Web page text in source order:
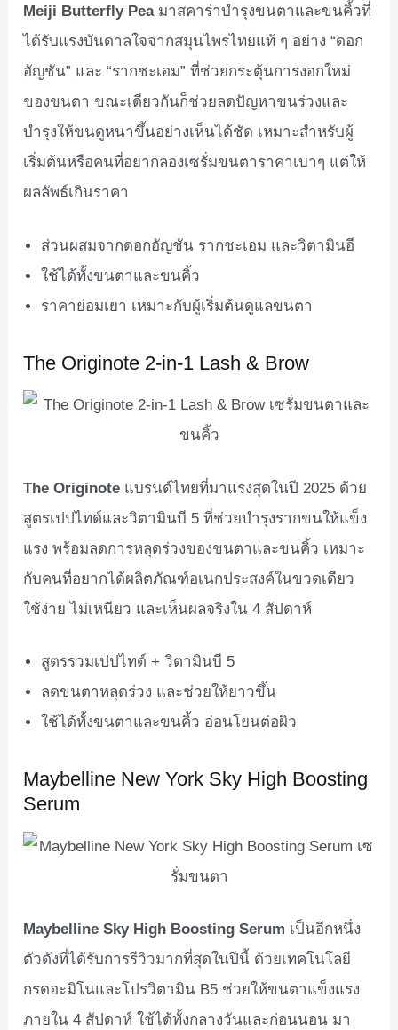
Meiji Butterfly Peaมาสคาร่าบำรุงขนตาและขนคิ้วที่
ได้รับแรงบันดาลใจจากสมุนไพรไทยแท้ ๆ อย่าง “ดอก
อัญชัน” และ “รากชะเอม” ที่ช่วยกระตุ้นการงอกใหม่
ของขนตา ขณะเดียวกันก็ช่วยลดปัญหาขนร่วงและ
บำรุงให้ขนดูหนาขึ้นอย่างเห็นได้ชัด เหมาะสำหรับผู้
เริ่มต้นหรือคนที่อยากลองเซรั่มขนตาราคาเบาๆ แต่ให้
ผลลัพธ์เกินราคา
ส่วนผสมจากดอกอัญชัน รากชะเอม และวิตามินอี
ใช้ได้ทั้งขนตาและขนคิ้ว
ราคาย่อมเยา เหมาะกับผู้เริ่มต้นดูแลขนตา
The Originote 2-in-1 Lash & Brow
The Originote แบรนด์ไทยที่มาแรงสุดในปี 2025 ด้วย
สูตรเปปไทด์และวิตามินบี 5 ที่ช่วยบำรุงรากขนให้แข็ง
แรง พร้อมลดการหลุดร่วงของขนตาและขนคิ้ว เหมาะ
กับคนที่อยากได้ผลิตภัณฑ์อเนกประสงค์ในขวดเดียว
ใช้ง่าย ไม่เหนียว และเห็นผลจริงใน 4 สัปดาห์
สูตรรวมเปปไทด์ + วิตามินบี 5
ลดขนตาหลุดร่วง และช่วยให้ยาวขึ้น
ใช้ได้ทั้งขนตาและขนคิ้ว อ่อนโยนต่อผิว
Maybelline New York Sky High Boosting
Serum
Maybelline Sky High Boosting Serum เป็นอีกหนึ่ง
ตัวดังที่ได้รับการรีวิวมากที่สุดในปีนี้ ด้วยเทคโนโลยี
กรดอะมิโนและโปรวิตามิน B5 ช่วยให้ขนตาแข็งแรง
ภายใน 4 สัปดาห์ ใช้ได้ทั้งกลางวันและก่อนนอน มา